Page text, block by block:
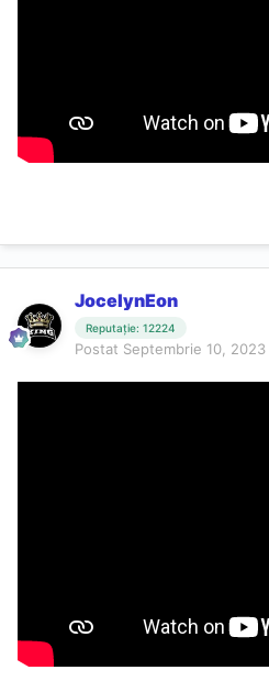
JocelynEon
Reputație: 12224
Postat Septembrie 10, 2023